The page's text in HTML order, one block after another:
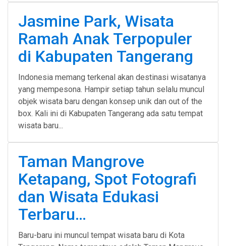
Jasmine Park, Wisata
Ramah Anak Terpopuler
di Kabupaten Tangerang
Indonesia memang terkenal akan destinasi wisatanya
yang mempesona. Hampir setiap tahun selalu muncul
objek wisata baru dengan konsep unik dan out of the
box. Kali ini di Kabupaten Tangerang ada satu tempat
wisata baru...
Taman Mangrove
Ketapang, Spot Fotografi
dan Wisata Edukasi
Terbaru…
Baru-baru ini muncul tempat wisata baru di Kota